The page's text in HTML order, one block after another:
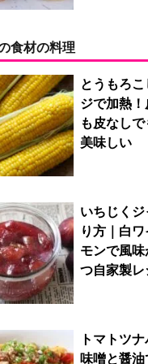
食材の料理
とうもろ
ジで加熱
も皮なし
美味しい
いちじく
り方｜白
モンで風味
つ自家製レ
トマトツナ
味噌と醤